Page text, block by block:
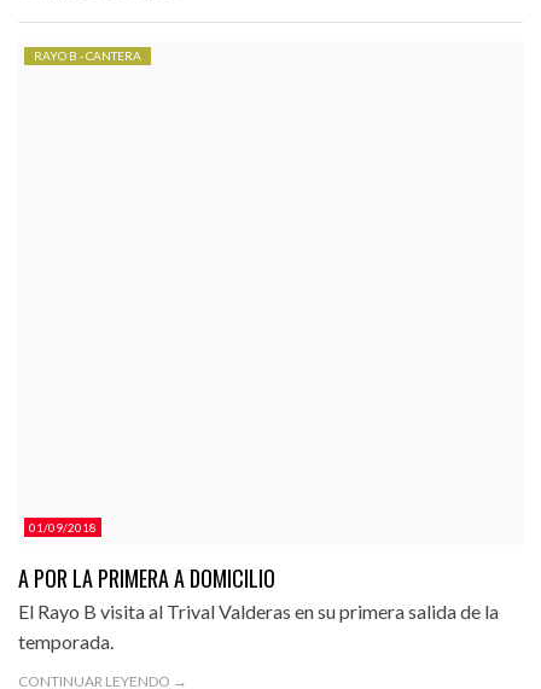
01/09/2018
RAYO B - CANTERA
A POR LA PRIMERA A DOMICILIO
El Rayo B visita al Trival Valderas en su primera salida de la
temporada.
CONTINUAR LEYENDO →